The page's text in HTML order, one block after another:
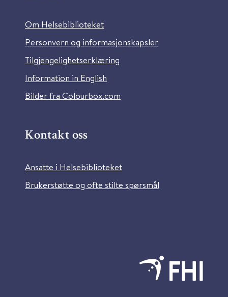
Om Helsebiblioteket
Personvern og informasjonskapsler
Tilgjengelighetserklæring
Information in English
Bilder fra Colourbox.com
Kontakt oss
Ansatte i Helsebiblioteket
Brukerstøtte og ofte stilte spørsmål